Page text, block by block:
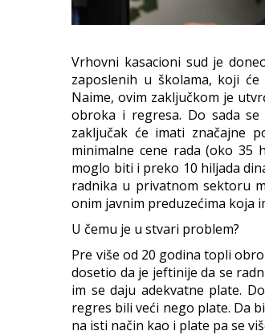
Vrhovni kasacioni sud je
zaposlenih u školama, koji
Naime, ovim zaključkom je
obroka i regresa. Do sada
zaključak će imati značajne
minimalne cene rada (oko
moglo biti i preko 10 hiljada
radnika u privatnom sektoru
onim javnim preduzećima koja
U čemu je u stvari problem?
Pre više od 20 godina topli
dosetio da je jeftinije da se
im se daju adekvatne plate.
regres bili veći nego plate. Da
na isti način kao i plate pa se